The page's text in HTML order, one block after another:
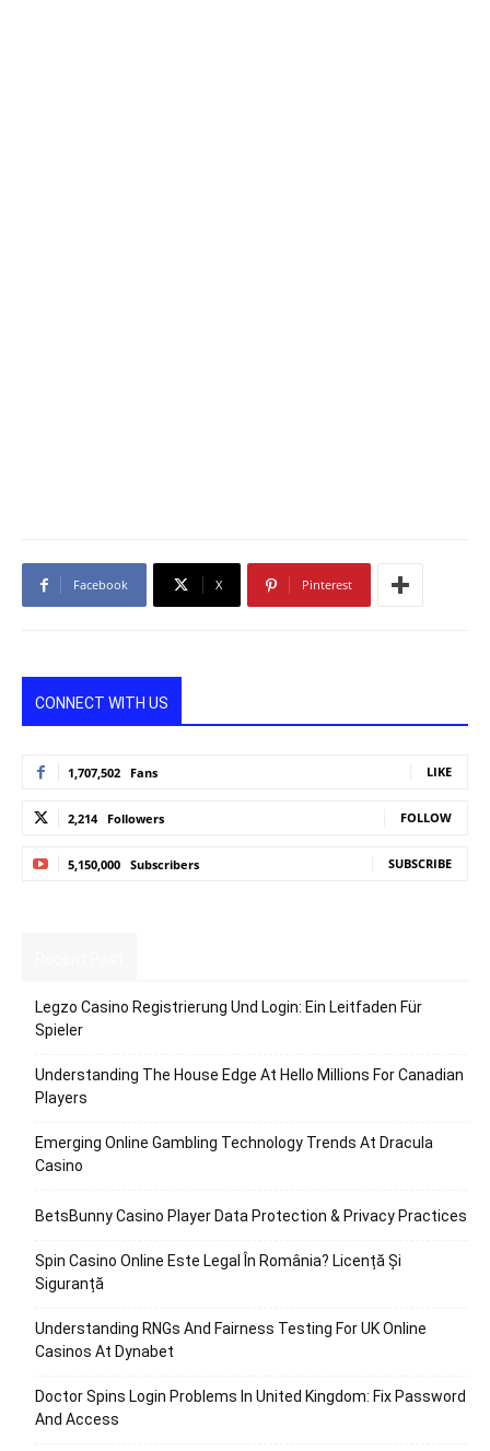
Facebook X Pinterest
CONNECT WITH US
1,707,502 Fans LIKE
2,214 Followers FOLLOW
5,150,000 Subscribers SUBSCRIBE
Legzo Casino Registrierung Und Login: Ein Leitfaden Für
Spieler
Understanding The House Edge At Hello Millions For Canadian
Players
Emerging Online Gambling Technology Trends At Dracula
Casino
BetsBunny Casino Player Data Protection & Privacy Practices
Spin Casino Online Este Legal În România? Licență Și
Siguranță
Understanding RNGs And Fairness Testing For UK Online
Casinos At Dynabet
Doctor Spins Login Problems In United Kingdom: Fix Password
And Access